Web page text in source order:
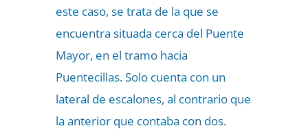
este caso, se trata de la que se
encuentra situada cerca del Puente
Mayor, en el tramo hacia
Puentecillas. Solo cuenta con un
lateral de escalones, al contrario que
la anterior que contaba con dos.